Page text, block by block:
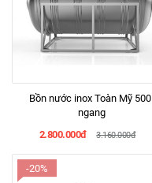
Bồn nước inox Toàn Mỹ 500l
ngang
2.800.000đ
3.160.000đ
-20%